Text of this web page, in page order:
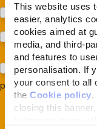
This website uses
easier, analytics
cookies aimed at
media, and third-
and features to
personalisation. If
your consent to all
the Cookie policy
closing this
Protezione dei
Prodotti (Almo
Acconsento al
preso visione della